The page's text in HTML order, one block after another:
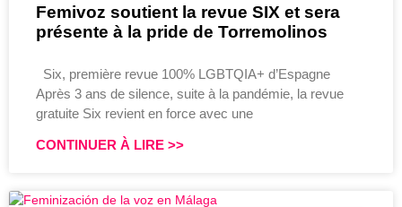
Femivoz soutient la revue SIX et sera
présente à la pride de Torremolinos
Six, première revue 100% LGBTQIA+ d’Espagne
Après 3 ans de silence, suite à la pandémie, la revue
gratuite Six revient en force avec une
CONTINUER À LIRE >>